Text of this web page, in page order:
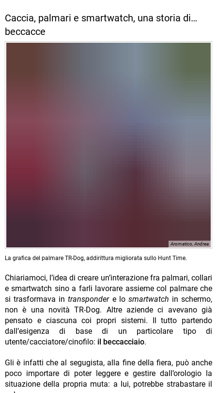
Caccia, palmari e smartwatch, una storia di…
beccacce
Aromatico, Andrea
La grafica del palmare TR-Dog, addirittura migliorata sullo Hunt Time.
Chiariamoci, l’idea di creare un’interazione fra palmari, collari
e smartwatch sino a farli lavorare assieme col palmare che
si trasformava intranspondere lo smartwatch in schermo,
non è una novità TR-Dog. Altre aziende ci avevano già
pensato e ciascuna coi propri sistemi. Il tutto partendo
dall’esigenza di base di un particolare tipo di
utente/cacciatore/cinofilo: il beccacciaio.
Gli è infatti che al segugista, alla fine della fiera, può anche
poco importare di poter leggere e gestire dall’orologio la
situazione della propria muta: a lui, potrebbe strabastare il